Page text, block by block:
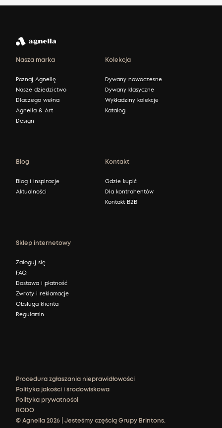
Nasza marka
Poznaj Agnellę
Nasze dziedzictwo
Dlaczego wełna
Agnella & Art
Design
Kolekcja
Dywany nowoczesne
Dywany klasyczne
Wykładziny kolekcje
Katalog
Blog
Blog i inspiracje
Aktualności
Kontakt
Gdzie kupić
Dla kontrahentów
Kontakt B2B
Sklep internetowy
Zaloguj się
FAQ
Dostawa i płatność
Zwroty i reklamacje
Obsługa klienta
Regulamin
Procedura zgłaszania nieprawidłowości
Polityka jakości i środowiskowa
Polityka prywatności
RODO
© Agnella 2026 | Jesteśmy częścią Grupy Brintons.